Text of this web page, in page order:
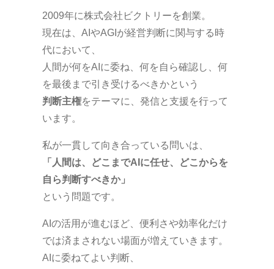
2009年に株式会社ビクトリーを創業。
現在は、AIやAGIが経営判断に関与する時
代において、
人間が何をAIに委ね、何を自ら確認し、何
を最後まで引き受けるべきかという
判断主権をテーマに、発信と支援を行って
います。
私が一貫して向き合っている問いは、
「人間は、どこまでAIに任せ、どこからを
自ら判断すべきか」
という問題です。
AIの活用が進むほど、便利さや効率化だけ
では済まされない場面が増えていきます。
AIに委ねてよい判断、